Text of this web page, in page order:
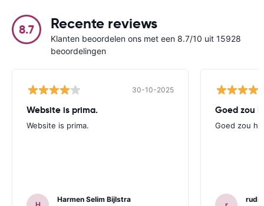
8.7 Recente reviews
Klanten beoordelen ons met een 8.7/10 uit 15928
beoordelingen
30-10-2025
Website is prima.
Website is prima.
Harmen Selim Bijlstra
Goed zou
Goed zou
rudi